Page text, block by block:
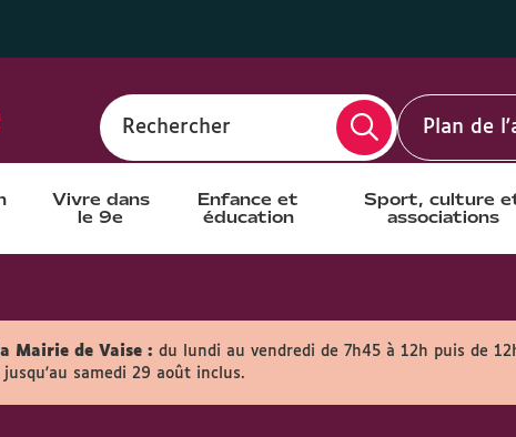
Rechercher Plan de
Vivre dans
le 9e
Enfance et
éducation
Sport, culture
associations
Mairie de Vaise : du lundi au vendredi de 7h45 à 12h puis de
samedi 29 août inclus.